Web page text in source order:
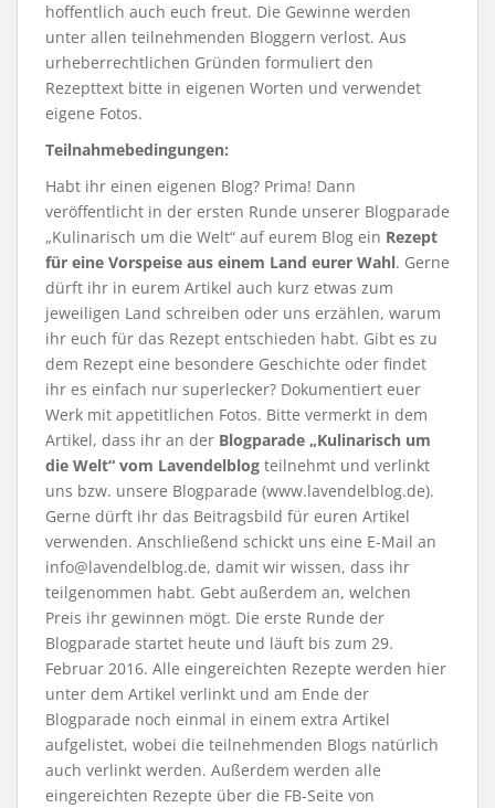
hoffentlich auch euch freut. Die Gewinne werden
unter allen teilnehmenden Bloggern verlost. Aus
urheberrechtlichen Gründen formuliert den
Rezepttext bitte in eigenen Worten und verwendet
eigene Fotos.
Teilnahmebedingungen:
Habt ihr einen eigenen Blog? Prima! Dann
veröffentlicht in der ersten Runde unserer Blogparade
„Kulinarisch um die Welt“ auf eurem Blog ein Rezept
für eine Vorspeise aus einem Land eurer Wahl. Gerne
dürft ihr in eurem Artikel auch kurz etwas zum
jeweiligen Land schreiben oder uns erzählen, warum
ihr euch für das Rezept entschieden habt. Gibt es zu
dem Rezept eine besondere Geschichte oder findet
ihr es einfach nur superlecker? Dokumentiert euer
Werk mit appetitlichen Fotos. Bitte vermerkt in dem
Artikel, dass ihr an der Blogparade „Kulinarisch um
die Welt“ vom Lavendelblog teilnehmt und verlinkt
uns bzw. unsere Blogparade (www.lavendelblog.de).
Gerne dürft ihr das Beitragsbild für euren Artikel
verwenden. Anschließend schickt uns eine E-Mail an
info@lavendelblog.de, damit wir wissen, dass ihr
teilgenommen habt. Gebt außerdem an, welchen
Preis ihr gewinnen mögt. Die erste Runde der
Blogparade startet heute und läuft bis zum 29.
Februar 2016. Alle eingereichten Rezepte werden hier
unter dem Artikel verlinkt und am Ende der
Blogparade noch einmal in einem extra Artikel
aufgelistet, wobei die teilnehmenden Blogs natürlich
auch verlinkt werden. Außerdem werden alle
eingereichten Rezepte über die FB-Seite von